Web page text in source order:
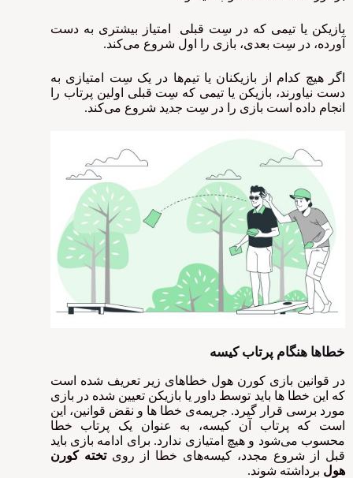
بازیکن یا تیمی که در سِت قبلی امتیاز بیشتری به دست
آورده، در سِت بعدی، بازی را اول شروع می‌کند.
اگر هیچ کدام از بازیکنان یا تیم‌ها در یک سِت امتیازی به
دست نیاورند، بازیکن یا تیمی که سِت قبلی اولین پرتاب را
انجام داده است بازی را در سِت جدید شروع می‌کند.
خطاها هنگام پرتاب کیسه
در قوانین بازی کورن هول خطاهای زیر تعریف شده است
که این خطا ها باید توسط داور یا بازیکن تعیین شده در بازی
مورد برسی قرار گیرد. جریمه‌ی خطا ها و نقض قوانین، این
است که پرتاب آن کیسه، به عنوان یک پرتاب خطا
محسوب می‌شود و هیچ امتیازی ندارد. برای ادامه بازی باید
قبل از شروع مجدد، کیسه‌های خطا از رویتخته کورن
هول برداشته شوند.